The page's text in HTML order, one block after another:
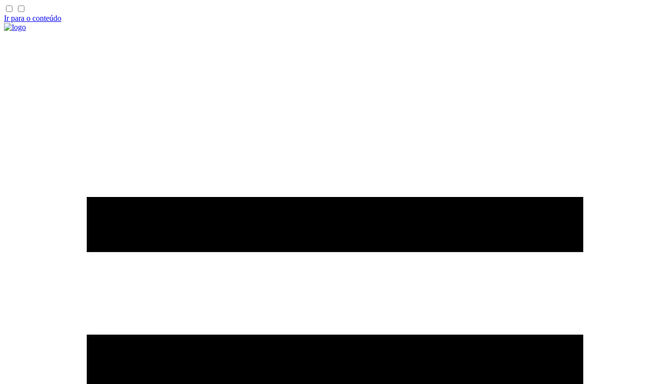
Ir para o conteúdo